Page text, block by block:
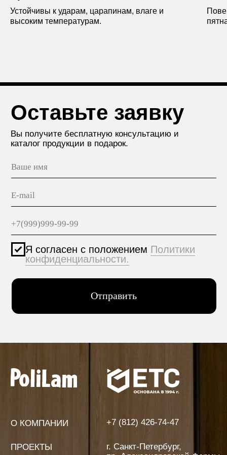
Устойчивы к ударам, царапинам, влаге и
высоким температурам.